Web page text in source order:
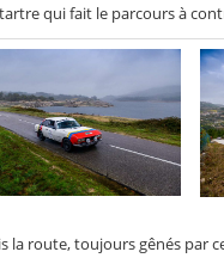
qui fait le parcours à
la route, toujours gênés par